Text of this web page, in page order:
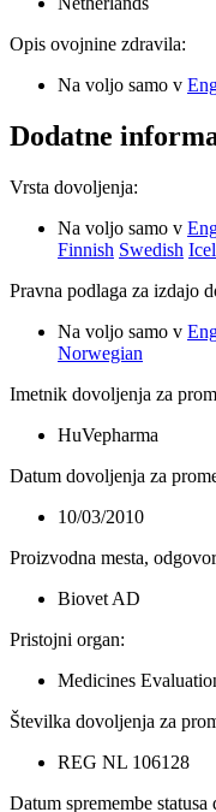
Opis ovojnine zdravila:
Na voljo samo v
Dodatne
Vrsta dovoljenja:
Na voljo samo v
Finnish Swedish
Pravna podlaga za izdajo
Na voljo samo v
Norwegian
Imetnik dovoljenja za
HuVepharma
Datum dovoljenja za
10/03/2010
Proizvodna mesta,
Biovet AD
Pristojni organ:
Medicines
Številka dovoljenja za
REG NL 106128
Datum spremembe